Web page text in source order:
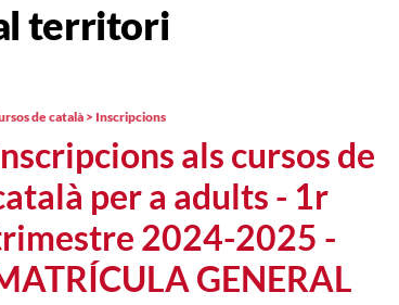
territori
als cursos de
per a adults - 1r
2024-2025 -
GENERAL
de català > Inscripcions